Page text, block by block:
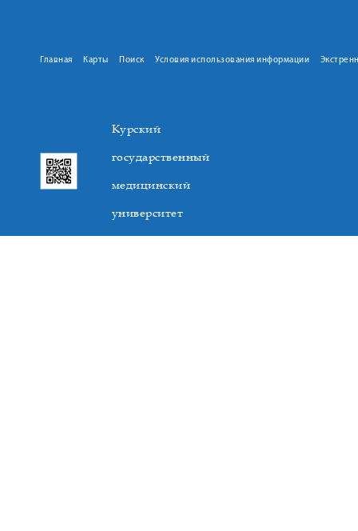
Главная Карты Поиск Условия использования информации
Курский
государственный
медицинский
университет